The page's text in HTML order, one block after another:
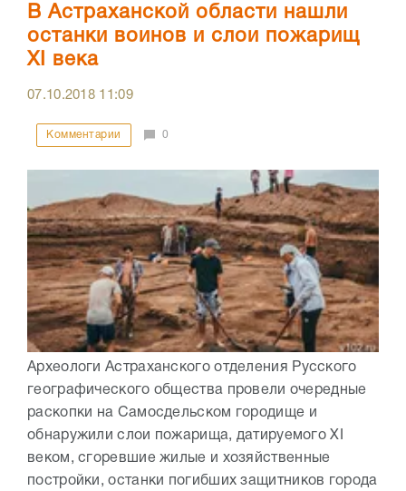
В Астраханской области нашли
останки воинов и слои пожарищ
XI века
07.10.2018 11:09
Комментарии 0
Археологи Астраханского отделения Русского
географического общества провели очередные
раскопки на Самосдельском городище и
обнаружили слои пожарища, датируемого XI
веком, сгоревшие жилые и хозяйственные
постройки, останки погибших защитников города